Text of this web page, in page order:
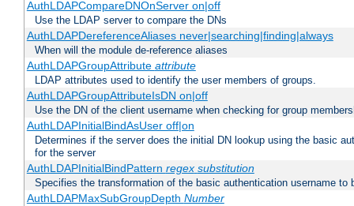
AuthLDAPCompareDNOnServer on|off
Use the LDAP server to compare the DNs
AuthLDAPDereferenceAliases never|searching|finding|always
When will the module de-reference aliases
AuthLDAPGroupAttribute attribute
LDAP attributes used to identify the user members of groups.
AuthLDAPGroupAttributeIsDN on|off
Use the DN of the client username when checking for group
AuthLDAPInitialBindAsUser off|on
Determines if the server does the initial DN lookup using the basic
for the server
AuthLDAPInitialBindPattern regex substitution
Specifies the transformation of the basic authentication username
AuthLDAPMaxSubGroupDepth Number